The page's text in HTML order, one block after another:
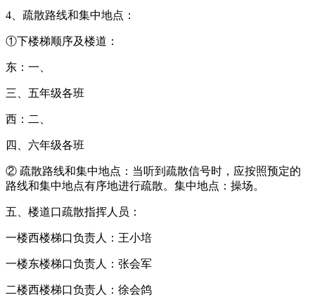
4、疏散路线和集中地点：
①下楼梯顺序及楼道：
东：一、
三、五年级各班
西：二、
四、六年级各班
② 疏散路线和集中地点：当听到疏散信号时，应按照预定的
路线和集中地点有序地进行疏散。集中地点：操场。
五、楼道口疏散指挥人员：
一楼西楼梯口负责人：王小培
一楼东楼梯口负责人：张会军
二楼西楼梯口负责人：徐会鸽